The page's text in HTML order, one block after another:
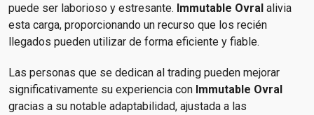
puede ser laborioso y estresante. Immutable Ovral alivia
esta carga, proporcionando un recurso que los recién
llegados pueden utilizar de forma eficiente y fiable.
Las personas que se dedican al trading pueden mejorar
significativamente su experiencia con Immutable Ovral
gracias a su notable adaptabilidad, ajustada a las